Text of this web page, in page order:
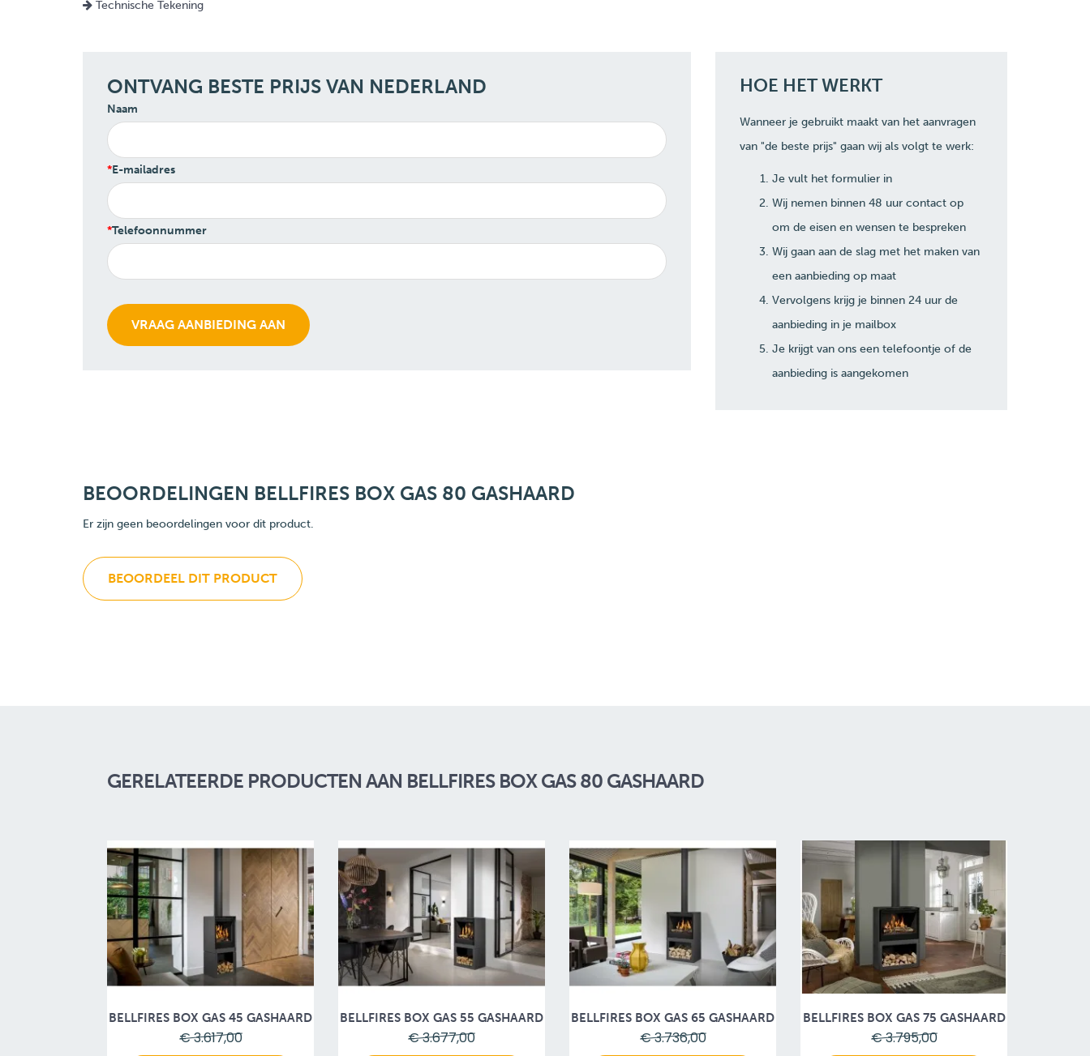
Technische Tekening
ONTVANG BESTE PRIJS VAN NEDERLAND
Naam
E-mailadres
Telefoonnummer
HOE HET WERKT
Wanneer je gebruikt maakt van het aanvragen
van "de beste prijs" gaan wij als volgt te werk:
Je vult het formulier in
Wij nemen binnen 48 uur contact op
om de eisen en wensen te bespreken
Wij gaan aan de slag met het maken van
een aanbieding op maat
Vervolgens krijg je binnen 24 uur de
aanbieding in je mailbox
Je krijgt van ons een telefoontje of de
aanbieding is aangekomen
BEOORDELINGEN BELLFIRES BOX GAS 80 GASHAARD
Er zijn geen beoordelingen voor dit product.
BEOORDEEL DIT PRODUCT
GERELATEERDE PRODUCTEN AAN BELLFIRES BOX GAS 80 GASHAARD
BELLFIRES BOX GAS 45 GASHAARD
€ 3.617,00
BELLFIRES BOX GAS 55 GASHAARD
€ 3.677,00
BELLFIRES BOX GAS 65 GASHAARD
€ 3.736,00
BELLFIRES BOX GAS 75 GASHAARD
€ 3.795,00